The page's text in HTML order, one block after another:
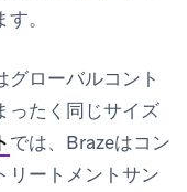
。
グローバルコント
ったく同じサイズ
では、Brazeはコン
リートメントサン